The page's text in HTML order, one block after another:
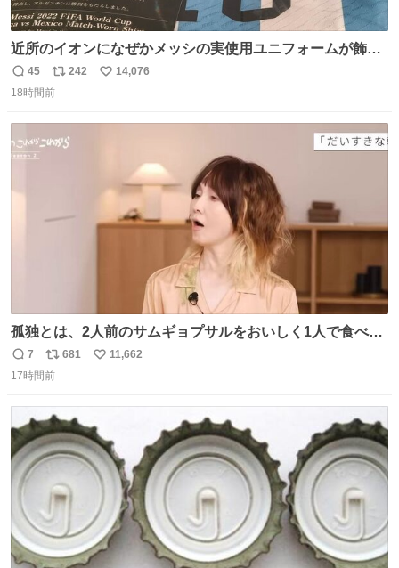
近所のイオンになぜかメッシの実使用ユニフォームが飾っ
てあっておもろい
返
信
45
リ
ポ
ト
242
い
14,076
18時間前
孤独とは、2人前のサムギョプサルをおいしく1人で食べる
ことである←好きすぎる
返
信
7
リ
ポ
ト
数
681
い
11,662
17時間前